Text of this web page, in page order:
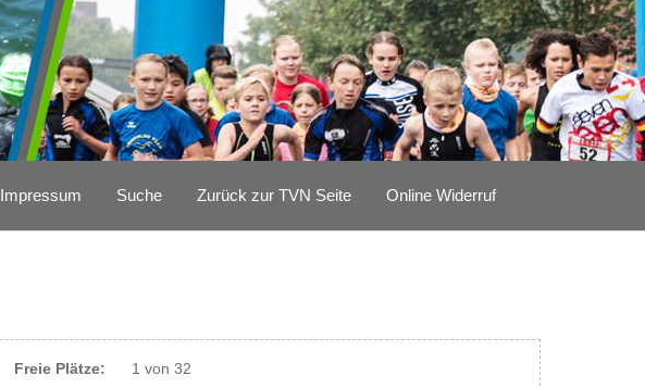
Impressum Suche Zurück zur TVN Seite Online Widerruf
Freie Plätze:
1 von 32